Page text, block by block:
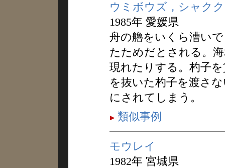
ウミボウズ，シャク
1985年 愛媛県
舟の艪をいくら漕い
たためだとされる。
現れたりする。杓子
を抜いた杓子を渡さ
にされてしまう。
類似事例
モウレイ
1982年 宮城県